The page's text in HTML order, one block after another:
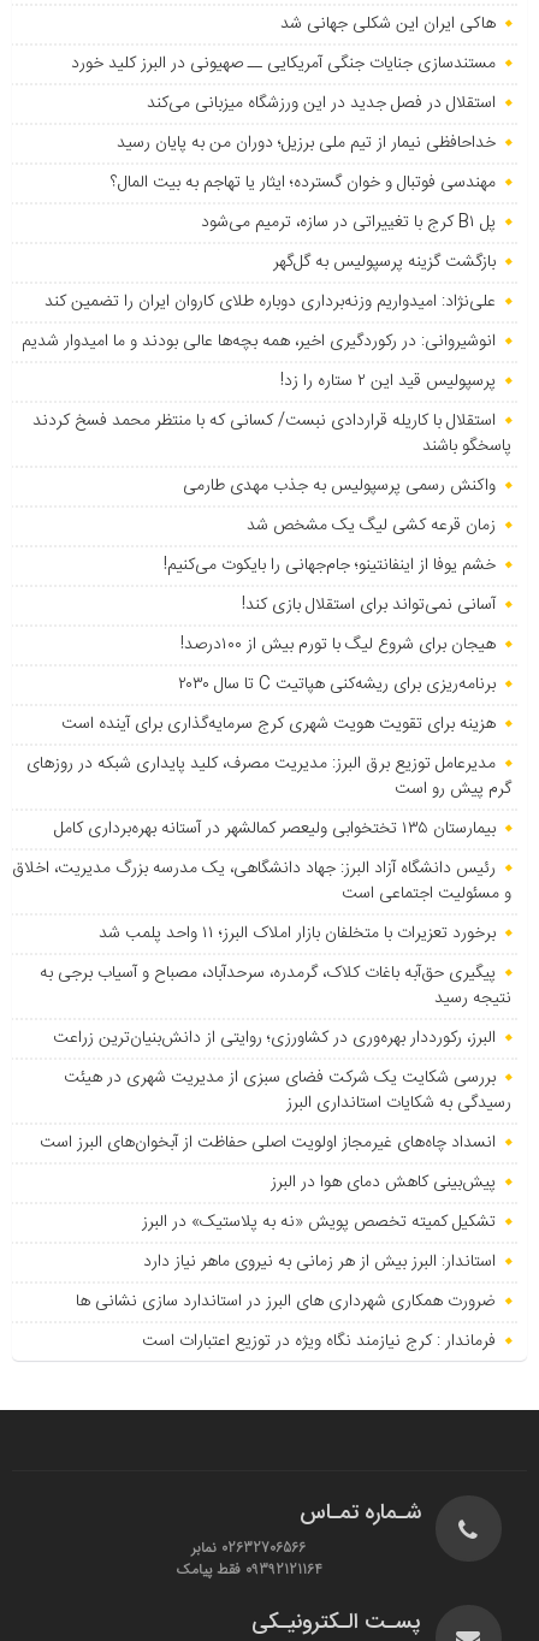
هاکی ایران این شکلی جهانی شد
مستندسازی جنایات جنگی آمریکایی ــ صهیونی در البرز کلید خورد
استقلال در فصل جدید در این ورزشگاه میزبانی می‌کند
خداحافظی نیمار از تیم ملی برزیل؛ دوران من به پایان رسید
مهندسی فوتبال و خوان گسترده؛ ایثار یا تهاجم به بیت المال؟
پل B۱ کرج با تغییراتی در سازه، ترمیم می‌شود
بازگشت گزینه پرسپولیس به ‌گل‌گهر
علی‌نژاد: امیدواریم وزنه‌برداری دوباره طلای کاروان ایران را تضمین کند
انوشیروانی: در رکوردگیری اخیر، همه بچه‌ها عالی بودند و ما امیدوار شدیم
پرسپولیس قید این ۲ ستاره را زد!
استقلال با کاریله قراردادی نبست/ کسانی که با منتظر محمد فسخ کردند
پاسخگو باشند
واکنش رسمی پرسپولیس به جذب مهدی طارمی
زمان قرعه کشی لیگ یک مشخص شد
خشم یوفا از اینفانتینو؛ جام‌جهانی را بایکوت می‌کنیم!
آسانی نمی‌تواند برای استقلال بازی کند!
هیجان برای شروع لیگ با تورم بیش از ۱۰۰درصد!
برنامه‌ریزی برای ریشه‌کنی هپاتیت C تا سال ۲۰۳۰
هزینه برای تقویت هویت شهری کرج سرمایه‌گذاری برای آینده است
مدیرعامل توزیع برق البرز: مدیریت مصرف، کلید پایداری شبکه در روزهای
گرم پیش رو است
بیمارستان ۱۳۵ تختخوابی ولیعصر کمالشهر در آستانه بهره‌برداری کامل
رئیس دانشگاه آزاد البرز: جهاد دانشگاهی، یک مدرسه بزرگ مدیریت، اخلاق
و مسئولیت اجتماعی است
برخورد تعزیرات با متخلفان بازار املاک البرز؛ ۱۱ واحد پلمب شد
پیگیری حق‌آبه باغات کلاک، گرمدره، سرحدآباد، مصباح و آسیاب برجی به
نتیجه رسید
البرز، رکورددار بهره‌وری در کشاورزی؛ روایتی از دانش‌بنیان‌ترین زراعت
بررسی شکایت یک شرکت فضای سبزی از مدیریت شهری در هیئت
رسیدگی به شکایات استانداری البرز
انسداد چاه‌های غیرمجاز اولویت اصلی حفاظت از آبخوان‌های البرز است
پیش‌بینی کاهش دمای هوا در البرز
تشکیل کمیته تخصص پویش «نه به پلاستیک» در البرز
استاندار: البرز بیش از هر زمانی به نیروی ماهر نیاز دارد
ضرورت همکاری شهرداری های البرز در استاندارد سازی نشانی ها
فرماندار : کرج نیازمند نگاه ویژه در توزیع اعتبارات است
شـماره تمـاس
02632706566 نمابر
09392121164 فقط پیامک
پسـت الـکترونیـکی